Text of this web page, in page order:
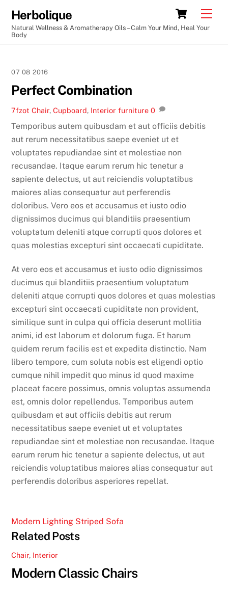
content
Cart
Herbolique
Natural Wellness & Aromatherapy Oils – Calm Your Mind, Heal Your
Body
07 08 2016
Perfect Combination
7fzot Chair,Cupboard, Interior furniture 0
Temporibus autem quibusdam et aut officiis debitis
aut rerum necessitatibus saepe eveniet ut et
voluptates repudiandae sint et molestiae non
recusandae. Itaque earum rerum hic tenetur a
sapiente delectus, ut aut reiciendis voluptatibus
maiores alias consequatur aut perferendis
doloribus. Vero eos et accusamus et iusto odio
dignissimos ducimus qui blanditiis praesentium
voluptatum deleniti atque corrupti quos dolores et
quas molestias excepturi sint occaecati cupiditate.
At vero eos et accusamus et iusto odio dignissimos
ducimus qui blanditiis praesentium voluptatum
deleniti atque corrupti quos dolores et quas molestias
excepturi sint occaecati cupiditate non provident,
similique sunt in culpa qui officia deserunt mollitia
animi, id est laborum et dolorum fuga. Et harum
quidem rerum facilis est et expedita distinctio. Nam
libero tempore, cum soluta nobis est eligendi optio
cumque nihil impedit quo minus id quod maxime
placeat facere possimus, omnis voluptas assumenda
est, omnis dolor repellendus. Temporibus autem
quibusdam et aut officiis debitis aut rerum
necessitatibus saepe eveniet ut et voluptates
repudiandae sint et molestiae non recusandae. Itaque
earum rerum hic tenetur a sapiente delectus, ut aut
reiciendis voluptatibus maiores alias consequatur aut
perferendis doloribus asperiores repellat.
Modern Lighting Striped Sofa
Related Posts
Chair, Interior
Modern Classic Chairs